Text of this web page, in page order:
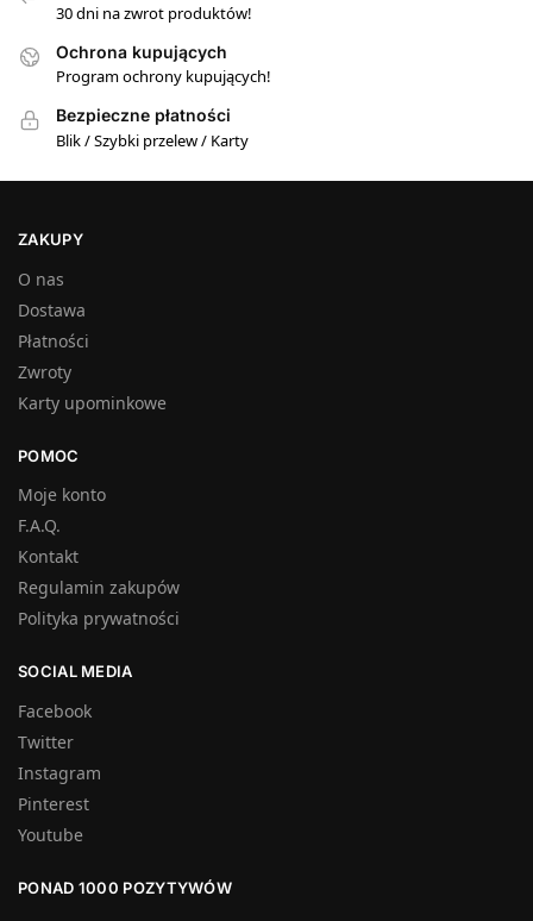
30 dni na zwrot produktów!
Ochrona kupujących
Program ochrony kupujących!
Bezpieczne płatności
Blik / Szybki przelew / Karty
ZAKUPY
O nas
Dostawa
Płatności
Zwroty
Karty upominkowe
POMOC
Moje konto
F.A.Q.
Kontakt
Regulamin zakupów
Polityka prywatności
SOCIAL MEDIA
Facebook
Twitter
Instagram
Pinterest
Youtube
PONAD 1000 POZYTYWÓW